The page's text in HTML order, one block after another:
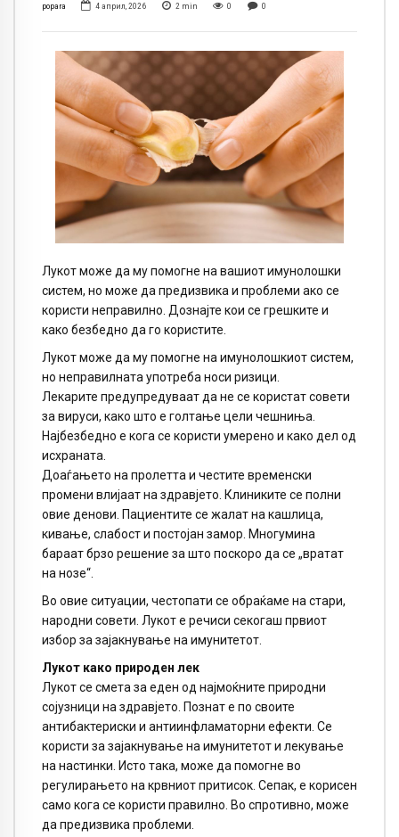
popara 4 април, 2026 2 min 0 0
Лукот може да му помогне на вашиот имунолошки
систем, но може да предизвика и проблеми ако се
користи неправилно. Дознајте кои се грешките и
како безбедно да го користите.
Лукот може да му помогне на имунолошкиот систем,
но неправилната употреба носи ризици.
Лекарите предупредуваат да не се користат совети
за вируси, како што е голтање цели чешниња.
Најбезбедно е кога се користи умерено и како дел од
исхраната.
Доаѓањето на пролетта и честите временски
промени влијаат на здравјето. Клиниките се полни
овие денови. Пациентите се жалат на кашлица,
кивање, слабост и постојан замор. Многумина
бараат брзо решение за што поскоро да се „вратат
на нозе“.
Во овие ситуации, честопати се обраќаме на стари,
народни совети. Лукот е речиси секогаш првиот
избор за зајакнување на имунитетот.
Лукот како природен лек
Лукот се смета за еден од најмоќните природни
сојузници на здравјето. Познат е по своите
антибактериски и антиинфламаторни ефекти. Се
користи за зајакнување на имунитетот и лекување
на настинки. Исто така, може да помогне во
регулирањето на крвниот притисок. Сепак, е корисен
само кога се користи правилно. Во спротивно, може
да предизвика проблеми.